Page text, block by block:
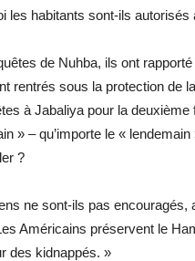
les habitants sont-ils
de Nuhba, ils ont
rentrés sous la protection de
à Jabaliya pour la
» – qu’importe le «
?
ne sont-ils pas encouragés,
Américains préservent le
des kidnappés. »